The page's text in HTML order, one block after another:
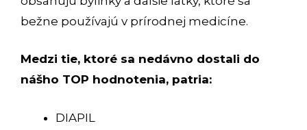
bežne používajú v prírodnej medicíne.
Medzi tie, ktoré sa nedávno dostali do
nášho TOP hodnotenia, patria:
DIAPIL